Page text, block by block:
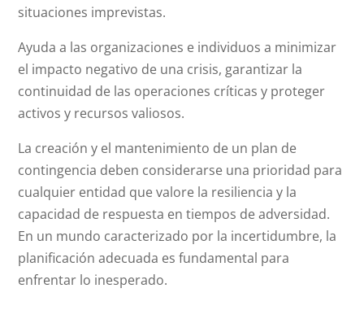
situaciones imprevistas.
Ayuda a las organizaciones e individuos a minimizar
el impacto negativo de una crisis, garantizar la
continuidad de las operaciones críticas y proteger
activos y recursos valiosos.
La creación y el mantenimiento de un plan de
contingencia deben considerarse una prioridad para
cualquier entidad que valore la resiliencia y la
capacidad de respuesta en tiempos de adversidad.
En un mundo caracterizado por la incertidumbre, la
planificación adecuada es fundamental para
enfrentar lo inesperado.